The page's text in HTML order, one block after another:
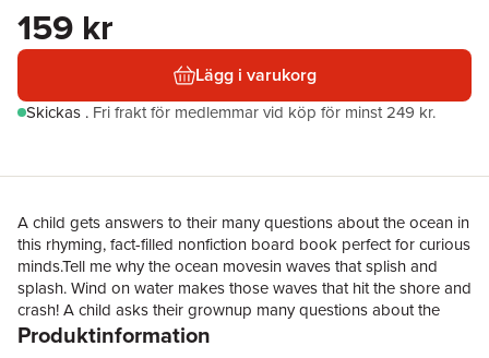
159 kr
Lägg i varukorg
Skickas . Fri frakt för medlemmar vid köp för minst 249 kr.
A child gets answers to their many questions about the ocean in
this rhyming, fact-filled nonfiction board book perfect for curious
minds.Tell me why the ocean movesin waves that splish and
splash. Wind on water makes those waves that hit the shore and
crash! A child asks their grownup many questions about the
ocean. From what creates waves, what lives in the deep sea,
Produktinformation